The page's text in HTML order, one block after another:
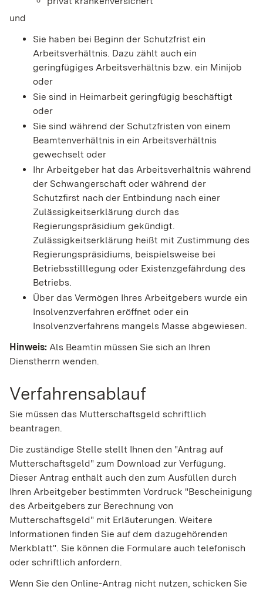
und
Sie haben bei Beginn der Schutzfrist ein
Arbeitsverhältnis. Dazu zählt auch ein
geringfügiges Arbeitsverhältnis bzw. ein Minijob
oder
Sie sind in Heimarbeit geringfügig beschäftigt
oder
Sie sind während der Schutzfristen von einem
Beamtenverhältnis in ein Arbeitsverhältnis
gewechselt oder
Ihr Arbeitgeber hat das Arbeitsverhältnis während
der Schwangerschaft oder während der
Schutzfirst nach der Entbindung nach einer
Zulässigkeitserklärung durch das
Regierungspräsidium gekündigt.
Zulässigkeitserklärung heißt mit Zustimmung des
Regierungspräsidiums, beispielsweise bei
Betriebsstilllegung oder Existenzgefährdung des
Betriebs.
Über das Vermögen Ihres Arbeitgebers wurde ein
Insolvenzverfahren eröffnet oder ein
Insolvenzverfahrens mangels Masse abgewiesen.
Hinweis: Als Beamtin müssen Sie sich an Ihren
Dienstherrn wenden.
Verfahrensablauf
Sie müssen das Mutterschaftsgeld schriftlich
beantragen.
Die zuständige Stelle stellt Ihnen den "Antrag auf
Mutterschaftsgeld" zum Download zur Verfügung.
Dieser Antrag enthält auch den zum Ausfüllen durch
Ihren Arbeitgeber bestimmten Vordruck "Bescheinigung
des Arbeitgebers zur Berechnung von
Mutterschaftsgeld" mit Erläuterungen. Weitere
Informationen finden Sie auf dem dazugehörenden
Merkblatt". Sie können die Formulare auch telefonisch
oder schriftlich anfordern.
Wenn Sie den Online-Antrag nicht nutzen, schicken Sie